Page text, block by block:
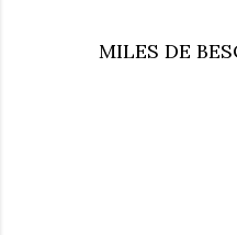
MILES DE